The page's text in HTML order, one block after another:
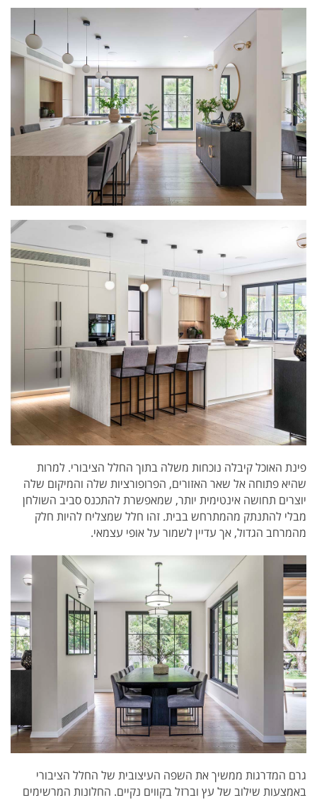
פינת האוכל קיבלה נוכחות משלה בתוך החלל הציבורי. למרות
שהיא פתוחה אל שאר האזורים, הפרופורציות שלה והמיקום שלה
יוצרים תחושה אינטימית יותר, שמאפשרת להתכנס סביב השולחן
מבלי להתנתק מהמתרחש בבית. זהו חלל שמצליח להיות חלק
מהמרחב הגדול, אך עדיין לשמור על אופי עצמאי.
גרם המדרגות ממשיך את השפה העיצובית של החלל הציבורי
באמצעות שילוב של עץ וברזל בקווים נקיים. החלונות המרשימים